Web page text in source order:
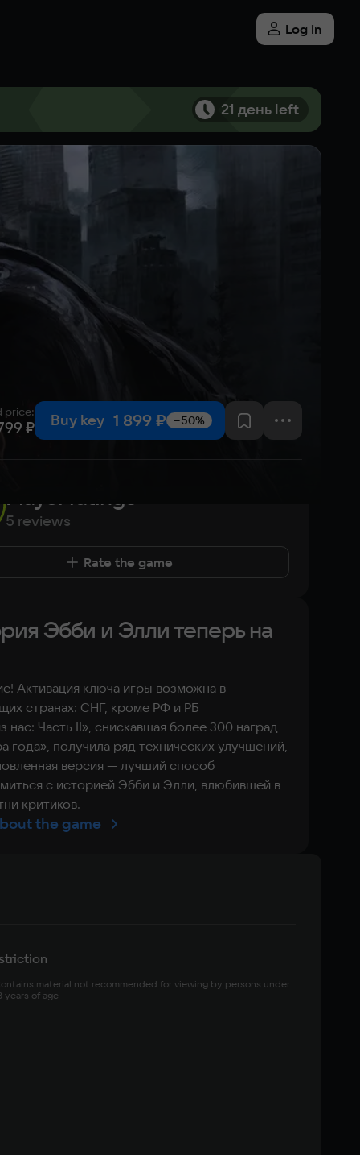
Log in
21 день left
price:
₽ Buy key 1 899 ₽ −50%
Player ratings
5 reviews
Rate the game
Эбби и Элли теперь на
Активация ключа игры возможна в
странах: СНГ, кроме РФ и РБ
нас: Часть II», снискавшая более 300 наград
года», получила ряд технических улучшений,
версия — лучший способ
с историей Эбби и Элли, влюбившей в
критиков.
the game
material not recommended for viewing by persons under
years of age